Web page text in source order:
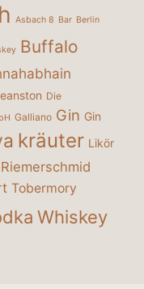
Asbach 8 Bar Berlin
Buffalo
Die
Galliano Gin Gin
kräuter Likör
Riemerschmid
Tobermory
Whiskey